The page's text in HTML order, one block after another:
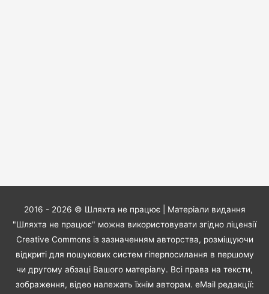
2016 - 2026 © Шляхта не працює| Матеріали видання
"Шляхта не працює" можна використовувати згідно ліцензії
Creative Commons із зазначенням авторства, розміщуючи
відкриті для пошукових систем гіперпосилання в першому
чи другому абзаці Вашого матеріалу. Всі права на тексти,
зображення, відео належать їхнім авторам. eMail редакції: